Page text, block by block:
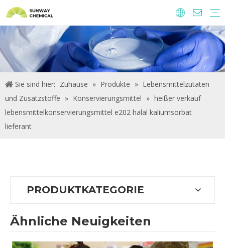
Sie sind hier: Zuhause » Produkte » Lebensmittelzutaten
und Zusatzstoffe » Konservierungsmittel » heißer verkauf
lebensmittelkonservierungsmittel e202 halal kaliumsorbat
lieferant
PRODUKTKATEGORIE
Ähnliche Neuigkeiten